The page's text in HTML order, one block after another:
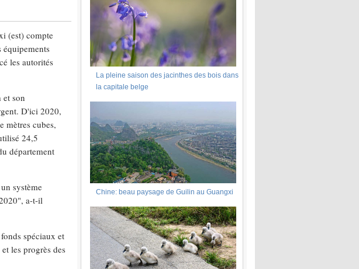
(est) compte
équipements
les autorités
et son
D'ici 2020,
mètres cubes,
24,5
département
système
a-t-il
spéciaux et
les progrès des